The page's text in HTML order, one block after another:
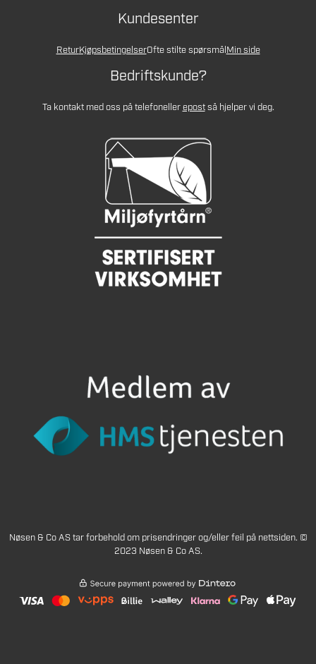
Kundesenter
ReturKjøpsbetingelserOfte stilte spørsmålMin side
Bedriftskunde?
Ta kontakt med oss på telefonellerepostså hjelper vi deg.
Nøsen & Co AS tar forbehold om prisendringer og/eller feil på nettsiden. ©
2023 Nøsen & Co AS.